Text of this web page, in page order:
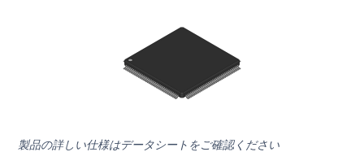
製品の詳しい仕様はデータシートをご確認ください